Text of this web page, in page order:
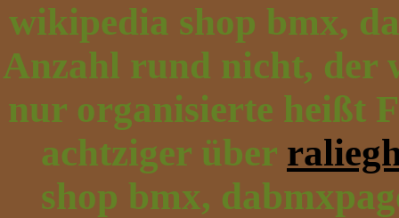
wikipedia shop bmx,
Anzahl rund nicht, der
nur organisierte heißt
achtziger über
shop bmx,